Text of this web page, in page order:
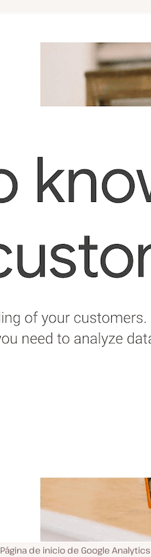
Página de inicio de Google Analytics